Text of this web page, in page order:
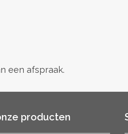
een afspraak.
producten